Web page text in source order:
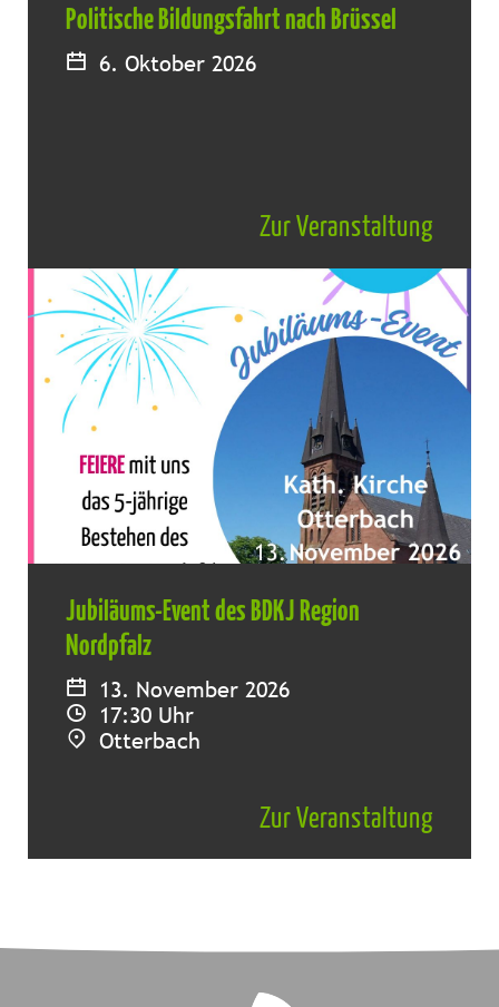
Politische Bildungsfahrt nach Brüssel
6. Oktober 2026
Zur Veranstaltung
Jubiläums-Event des BDKJ Region
Nordpfalz
13. November 2026
17:30 Uhr
Otterbach
Zur Veranstaltung